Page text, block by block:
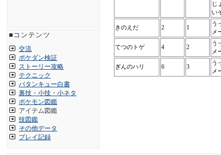
■コンテンツ
交流
ポケダン検証
ストーリー攻略
テクニック
バタンキュー白書
裏技・小技・小ネタ
ポケモン図鑑
アイテム図鑑
技図鑑
その他データ
プレイ記録
じ
い
きのえだ 2 1
う
メ
てつのトゲ 4 2
う
メ
ぎんのハリ 6 3
う
メ